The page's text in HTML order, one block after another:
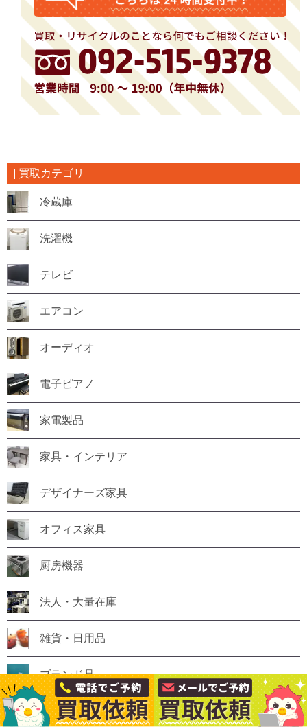
買取カテゴリ
冷蔵庫
洗濯機
テレビ
エアコン
オーディオ
電子ピアノ
家電製品
家具・インテリア
デザイナーズ家具
オフィス家具
厨房機器
法人・大量在庫
雑貨・日用品
ブランド品
家財道具一式